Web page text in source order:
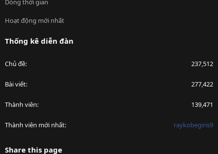
Hoạt động mới nhất
Thống kê diễn đàn
Chủ đề 237,512
Bài viết 277,422
Thành viên 139,471
Thành viên mới nhất raykobegiris9
Share this page